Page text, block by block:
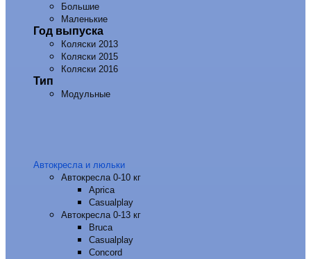
Большие
Маленькие
Год выпуска
Коляски 2013
Коляски 2015
Коляски 2016
Тип
Модульные
Автокресла и люльки
Автокресла 0-10 кг
Aprica
Casualplay
Автокресла 0-13 кг
Bruca
Casualplay
Concord